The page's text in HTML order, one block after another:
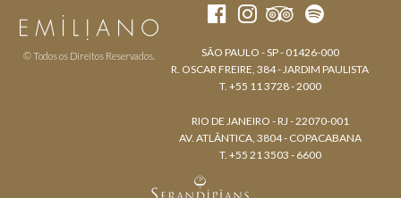
© Todos os Direitos Reservados.
SÃO PAULO - SP - 01426-000
R. OSCAR FREIRE, 384 - JARDIM PAULISTA
T. +55 11 3728 - 2000
RIO DE JANEIRO - RJ - 22070-001
AV. ATLÂNTICA, 3804 - COPACABANA
T. +55 21 3503 - 6600